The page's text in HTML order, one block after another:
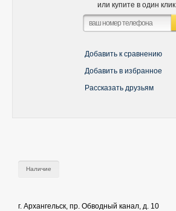
или купите в один клик
Добавить к сравнению
Добавить в избранное
Рассказать друзьям
Наличие
г. Архангельск, пр. Обводный канал, д. 10